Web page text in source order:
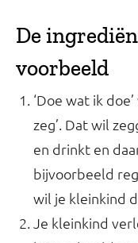
De
voorbeeld
‘Doe wat ik
zeg’. Dat wil
en drinkt en
bijvoorbeeld
wil je kleinkind
Je kleinkind